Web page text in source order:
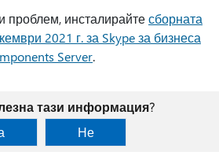
проблем, инсталирайтесборната
2021 г. за Skype за бизнеса
Server.
тази информация?
Не